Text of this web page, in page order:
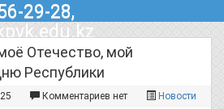
29-28,
Кобыланды
Отечество, мой
Республики
Комментариев нет Новости